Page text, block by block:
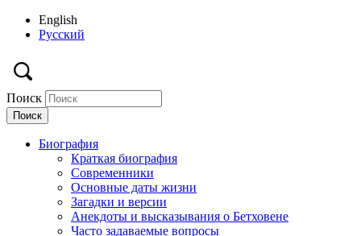
English
Русский
Поиск
Биография
Краткая биография
Современники
Основные даты жизни
Загадки и версии
Анекдоты и высказывания о Бетховене
Часто задаваемые вопросы